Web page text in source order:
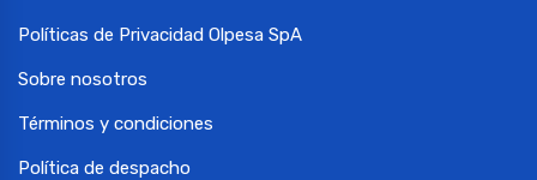
Políticas de Privacidad Olpesa SpA
Sobre nosotros
Términos y condiciones
Política de despacho